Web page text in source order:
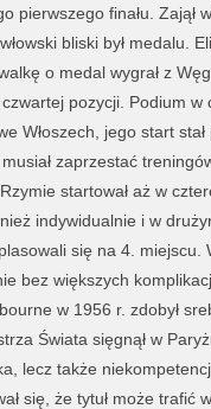
pierwszego finału.
bliski był medalu.
o medal wygrał z
pozycji. Podium
Włoszech, jego start
zaprzestać
startował aż w
indywidualnie i w
się na 4.
bez większych
w 1956 r. zdobył
Świata sięgnął w
lecz także
się, że tytuł może trafić